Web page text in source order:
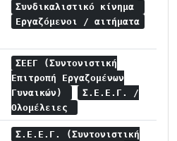
Συνδικαλιστικό κίνημα
Εργαζόμενοι / αιτήματα
ΣΕΕΓ (Συντονιστική
Επιτροπή Εργαζομένων
Γυναικών)
Σ.Ε.Ε.Γ. /
Ολομέλειες
Σ.Ε.Ε.Γ. (Συντονιστική